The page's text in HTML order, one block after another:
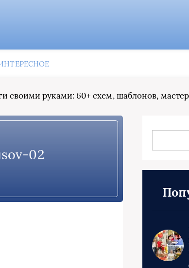
своими руками: 60+ схем, шаблонов,
02